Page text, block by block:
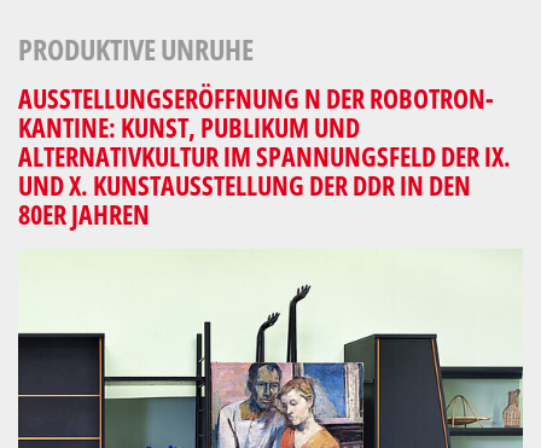
PRODUKTIVE UNRUHE
AUSSTELLUNGSERÖFFNUNG N DER ROBOTRON-
KANTINE: KUNST, PUBLIKUM UND
ALTERNATIVKULTUR IM SPANNUNGSFELD DER IX.
UND X. KUNSTAUSSTELLUNG DER DDR IN DEN
80ER JAHREN